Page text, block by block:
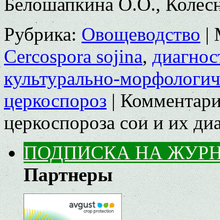
Рубрика: Овощеводство |
Cercospora sojina,
культурально-
церкоспороз |
церкоспороза сои и их
ПОДПИСКА НА
Партнеры